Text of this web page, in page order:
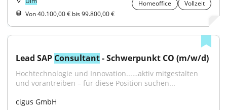
Homeoffice
Vollzeit
Von 40.100,00 € bis 99.800,00 €
Lead SAP Consultant - Schwerpunkt CO (m/w/d)
Hochtechnologie und Innovation...…aktiv mitgestalten
und vorantreiben – für diese Position suchen...
cigus GmbH